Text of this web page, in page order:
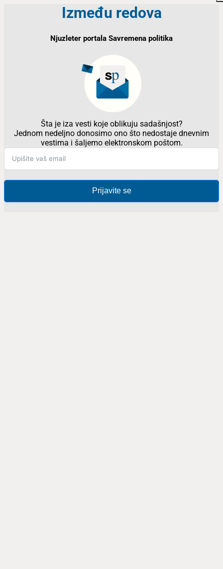
Između redova
Njuzleter portala Savremena politika
Šta je iza vesti koje oblikuju sadašnjost?
Jednom nedeljno donosimo ono što nedostaje dnevnim
vestima i šaljemo elektronskom poštom.
Prijavite se